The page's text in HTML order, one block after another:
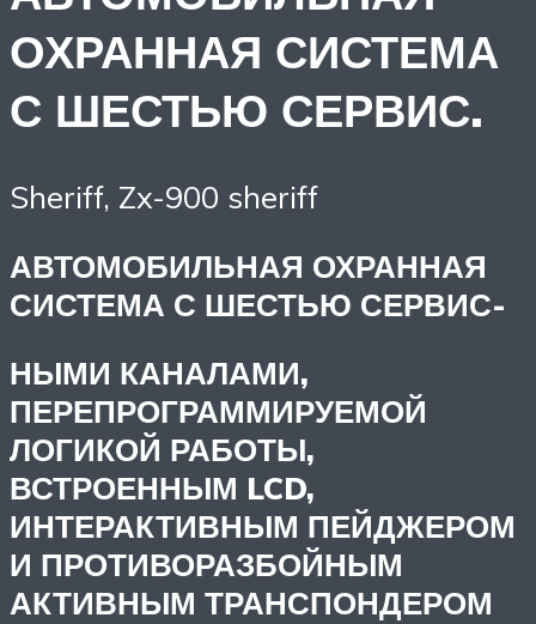
ОХРАННАЯ СИСТЕМА
С ШЕСТЬЮ СЕРВИС.
Sheriff, Zx-900 sheriff
АВТОМОБИЛЬНАЯ ОХРАННАЯ
СИСТЕМА С ШЕСТЬЮ СЕРВИС-
НЫМИ КАНАЛАМИ,
ПЕРЕПРОГРАММИРУЕМОЙ
ЛОГИКОЙ РАБОТЫ,
ВСТРОЕННЫМ LCD,
ИНТЕРАКТИВНЫМ ПЕЙДЖЕРОМ
И ПРОТИВОРАЗБОЙНЫМ
АКТИВНЫМ ТРАНСПОНДЕРОМ